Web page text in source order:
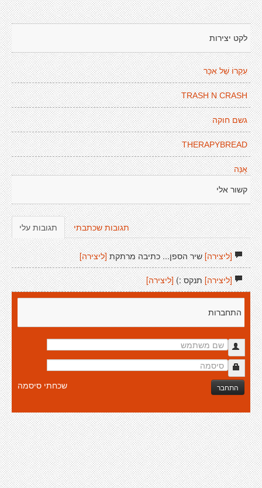
לקט יצירות
עִקַרוֹ שֵׁל אִכָּר
TRASH N CRASH
גשם חוקה
THERAPYBREAD
אָנַּה
קשור אלי
תגובות עלי תגובות שכתבתי
[ליצירה]שיר הספן... כתיבה מרתקת [ליצירה]
[ליצירה]תנקס :) [ליצירה]
התחברות
התחבר שכחתי סיסמה